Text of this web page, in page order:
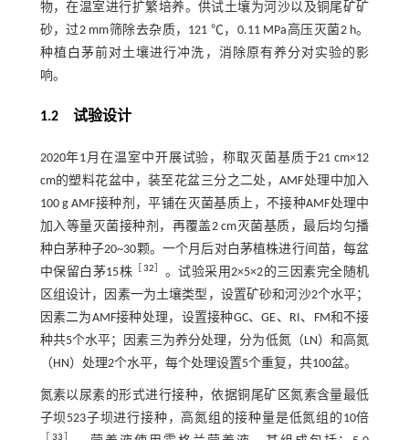
物，在温室进行扩繁培养。供试土壤为河沙以及铜尾矿矿
砂，过2 mm筛除去杂质，121 ℃，0.11 MPa高压灭菌2 h。
种植白茅前对土壤进行冲洗，消除原有养分对实验的影
响。
1.2 试验设计
2020年1月在温室中开展试验，称取灭菌基质于21 cm×12
cm的塑料花盆中，装至花盆三分之二处，AMF处理中加入
100 g AMF接种剂，平铺在灭菌基质上，不接种AMF处理中
加入等量灭菌接种剂，再覆盖2 cm灭菌基质，最后均匀播
种白茅种子20~30颗。一个月后对白茅植株进行间苗，每盆
中保留白茅15株
32
。试验采用2×5×2的三因素完全随机
区组设计，因素一为土壤类型，设置矿砂和河沙2个水平；
因素二为AMF接种处理，设置接种GC、GE、RI、FM和不接
种共5个水平；因素三为养分处理，分为低氮（LN）和高氮
（HN）处理2个水平，每个处理设置5个重复，共100盆。
氮素以尿素的形式进行接种，依据铜尾矿区氮素含量最低
子坝523子坝进行接种，高氮组的接种量是低氮组的10倍
33